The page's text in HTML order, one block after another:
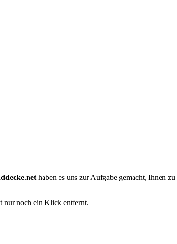
haben es uns zur Aufgabe gemacht, Ihnen
nur noch ein Klick entfernt.